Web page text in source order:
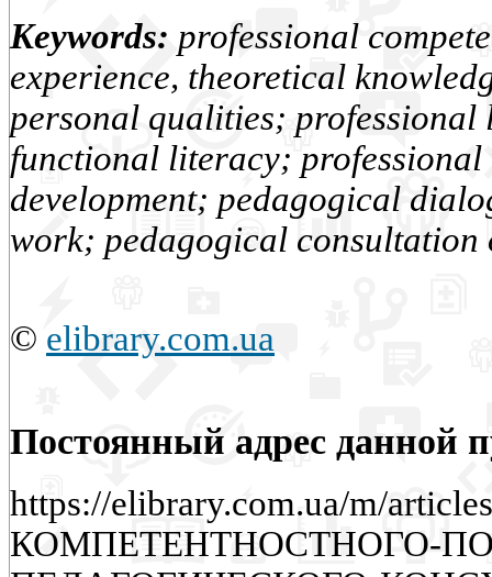
Keywords: professional
experience, theoretical
personal qualities;
functional literacy;
development; pedagogical
work; pedagogical consultation
© elibrary.com.ua
Постоянный адрес данной
https://elibrary.com.ua/m/
КОМПЕТЕНТНОСТНОГО-